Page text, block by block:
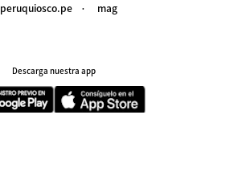
peruquiosco.pe mag
Descarga nuestra app